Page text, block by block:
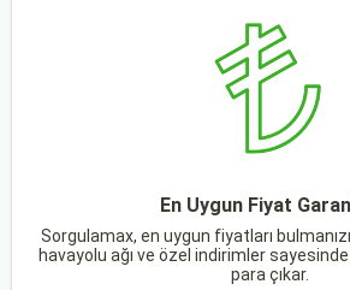
En Uygun Fiyat
Sorgulamax, en uygun fiyatları
havayolu ağı ve özel indirimler
para çıkar.